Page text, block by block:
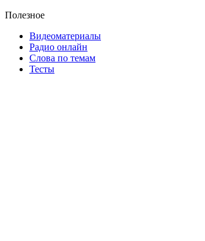
Полезное
Видеоматериалы
Радио онлайн
Слова по темам
Тесты